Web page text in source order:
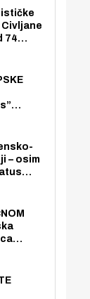
74
170
– osim
i